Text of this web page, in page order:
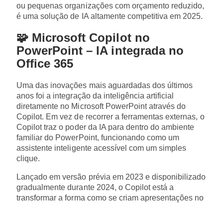
ou pequenas organizações com orçamento reduzido,
é uma solução de IA altamente competitiva em 2025.
🧩 Microsoft Copilot no
PowerPoint – IA integrada no
Office 365
Uma das inovações mais aguardadas dos últimos
anos foi a integração da inteligência artificial
diretamente no Microsoft PowerPoint através do
Copilot. Em vez de recorrer a ferramentas externas, o
Copilot traz o poder da IA para dentro do ambiente
familiar do PowerPoint, funcionando como um
assistente inteligente acessível com um simples
clique.
Lançado em versão prévia em 2023 e disponibilizado
gradualmente durante 2024, o Copilot está a
transformar a forma como se criam apresentações no